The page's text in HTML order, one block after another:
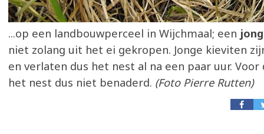
...op een landbouwperceel in Wijchmaal; een
niet zolang uit het ei gekropen. Jonge kieviten
en verlaten dus het nest al na een paar uur.
het nest dus niet benaderd. (Foto Pierre Rutten)